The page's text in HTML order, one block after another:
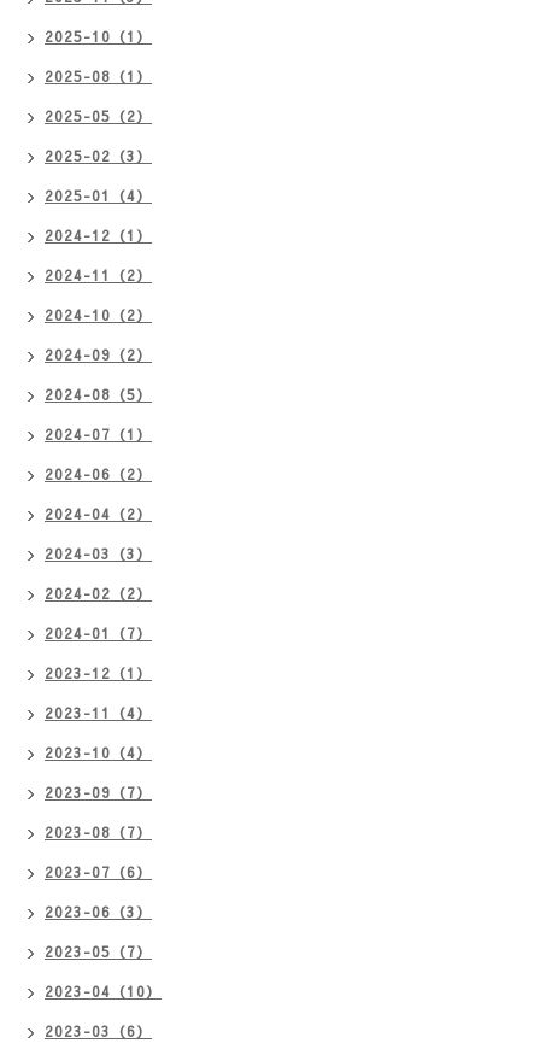
2025-10（1）
2025-08（1）
2025-05（2）
2025-02（3）
2025-01（4）
2024-12（1）
2024-11（2）
2024-10（2）
2024-09（2）
2024-08（5）
2024-07（1）
2024-06（2）
2024-04（2）
2024-03（3）
2024-02（2）
2024-01（7）
2023-12（1）
2023-11（4）
2023-10（4）
2023-09（7）
2023-08（7）
2023-07（6）
2023-06（3）
2023-05（7）
2023-04（10）
2023-03（6）